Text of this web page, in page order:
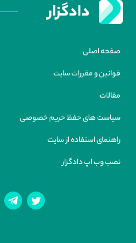
دادگزار
صفحه اصلی
قوانین و مقررات سایت
مقالات
سیاست های حفظ حریم خصوصی
راهنمای استفاده از سایت
نصب وب اپ دادگزار